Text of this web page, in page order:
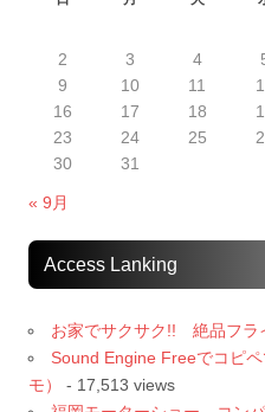
« 9月
2
3 4
9
10 11
16
17 18
23
24 25
30
31
Access Lanking
お家でサクサク!! 絶品フラ
Sound Engine Freeでコピ
モ）
- 17,513 views